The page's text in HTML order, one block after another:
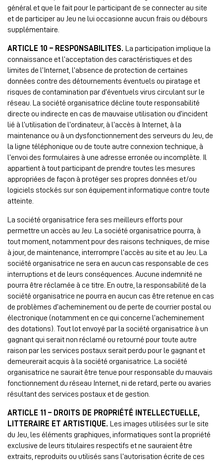
général et que le fait pour le participant de se connecter au site
et de participer au Jeu ne lui occasionne aucun frais ou débours
supplémentaire.
ARTICLE 10 – RESPONSABILITES. La participation implique la
connaissance et l’acceptation des caractéristiques et des
limites de l’Internet, l’absence de protection de certaines
données contre des détournements éventuels ou piratage et
risques de contamination par d’éventuels virus circulant sur le
réseau. La société organisatrice décline toute responsabilité
directe ou indirecte en cas de mauvaise utilisation ou d’incident
lié à l’utilisation de l’ordinateur, à l’accès à Internet, à la
maintenance ou à un dysfonctionnement des serveurs du Jeu, de
la ligne téléphonique ou de toute autre connexion technique, à
l’envoi des formulaires à une adresse erronée ou incomplète. Il
appartient à tout participant de prendre toutes les mesures
appropriées de façon à protéger ses propres données et/ou
logiciels stockés sur son équipement informatique contre toute
atteinte.
La société organisatrice fera ses meilleurs efforts pour
permettre un accès au Jeu. La société organisatrice pourra, à
tout moment, notamment pour des raisons techniques, de mise
à jour, de maintenance, interrompre l’accès au site et au Jeu. La
société organisatrice ne sera en aucun cas responsable de ces
interruptions et de leurs conséquences. Aucune indemnité ne
pourra être réclamée à ce titre. En outre, la responsabilité de la
société organisatrice ne pourra en aucun cas être retenue en cas
de problèmes d’acheminement ou de perte de courrier postal ou
électronique (notamment en ce qui concerne l’acheminement
des dotations). Tout lot envoyé par la société organisatrice à un
gagnant qui serait non réclamé ou retourné pour toute autre
raison par les services postaux serait perdu pour le gagnant et
demeurerait acquis à la société organisatrice. La société
organisatrice ne saurait être tenue pour responsable du mauvais
fonctionnement du réseau Internet, ni de retard, perte ou avaries
résultant des services postaux et de gestion.
ARTICLE 11 – DROITS DE PROPRIÉTÉ INTELLECTUELLE,
LITTERAIRE ET ARTISTIQUE. Les images utilisées sur le site
du Jeu, les éléments graphiques, informatiques sont la propriété
exclusive de leurs titulaires respectifs et ne sauraient être
extraits, reproduits ou utilisés sans l’autorisation écrite de ces